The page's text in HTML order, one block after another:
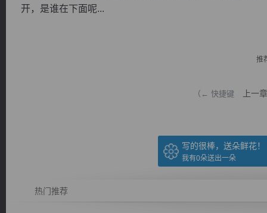
开，是谁在下面呢...
推
（← 快捷键 上一章
写的很棒，送朵鲜花！
我有0朵送出一朵
热门推荐